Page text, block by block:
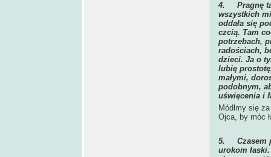
4. Pragnę
wszystkich
oddała się
czcią. Tam
potrzebach,
radościach,
dzieci. Ja o
lubię
małymi,
podobnym,
uświęcenia i
Módlmy się
Ojca, by móc
5. Czasem
urokom